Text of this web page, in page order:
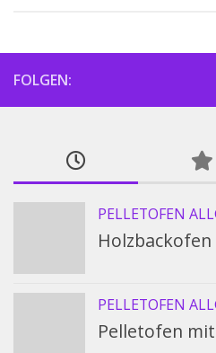
FOLGEN:
PELLETOFEN
PELLETOFEN
Pelletofen